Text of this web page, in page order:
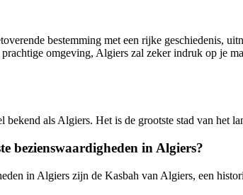
bestemming met een rijke geschiedenis,
omgeving, Algiers zal zeker indruk op je
als Algiers. Het is de grootste stad van het
bezienswaardigheden in Algiers?
in Algiers zijn de Kasbah van Algiers, een